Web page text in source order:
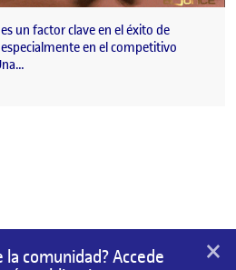
un factor clave en el éxito de
en el competitivo
la comunidad? Accede
×